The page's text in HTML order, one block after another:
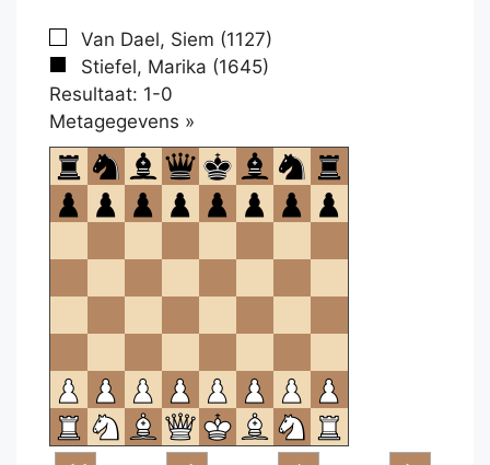
Van Dael, Siem (1127)
Stiefel, Marika (1645)
Resultaat: 1-0
Metagegevens »
om
te
openen.